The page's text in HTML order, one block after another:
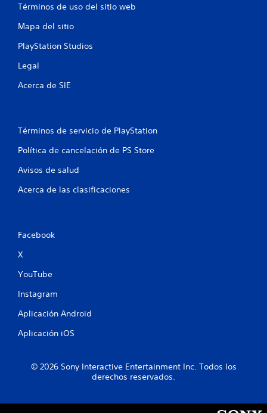
Términos de uso del sitio web
Mapa del sitio
PlayStation Studios
Legal
Acerca de SIE
Términos de servicio de PlayStation
Política de cancelación de PS Store
Avisos de salud
Acerca de las clasificaciones
Facebook
X
YouTube
Instagram
Aplicación Android
Aplicación iOS
© 2026 Sony Interactive Entertainment Inc. Todos los
derechos reservados.